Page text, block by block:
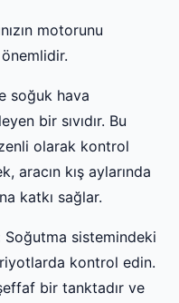
motorunu
soğuk hava
bir sıvıdır. Bu
olarak kontrol
aracın kış aylarında
katkı sağlar.
Soğutma sistemindeki
kontrol edin.
bir tanktadır ve